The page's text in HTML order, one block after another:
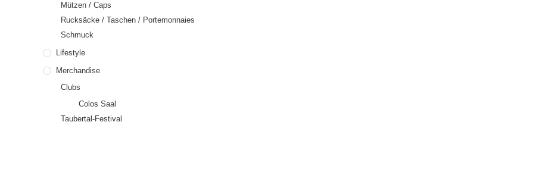
Mützen / Caps
Rucksäcke / Taschen / Portemonnaies
Schmuck
Lifestyle
Merchandise
Clubs
Colos Saal
Taubertal-Festival